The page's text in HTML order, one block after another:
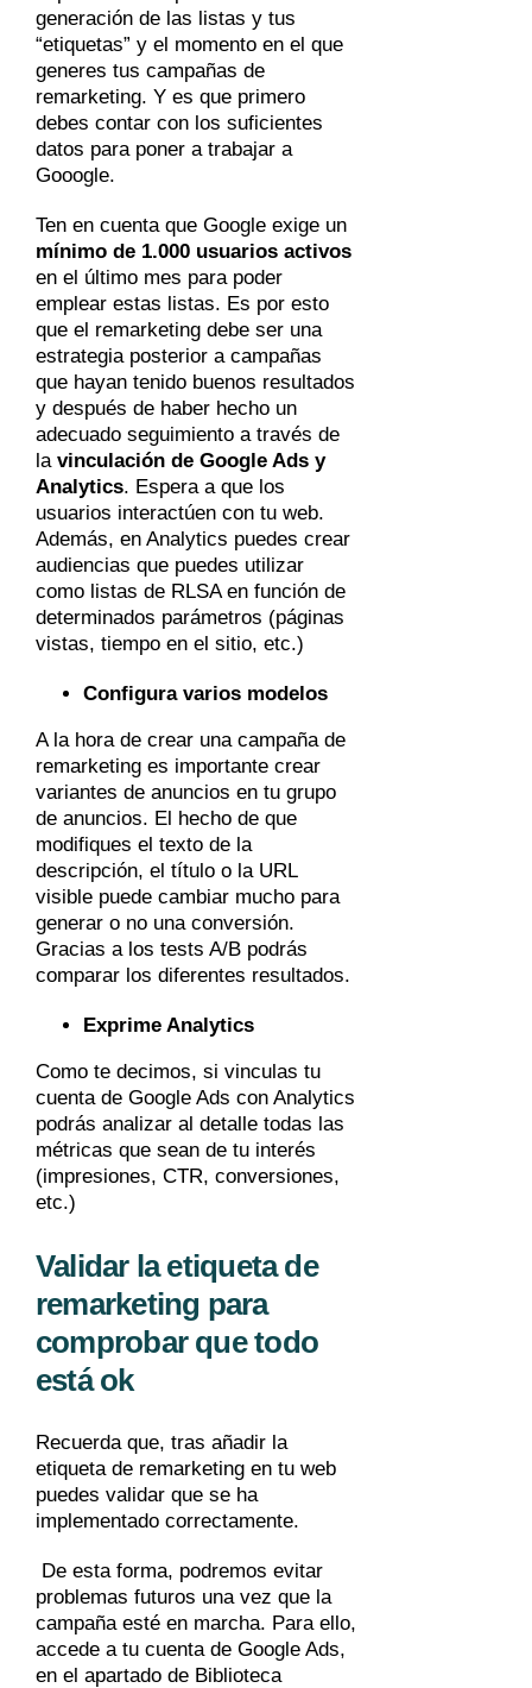
generación de las listas y tus
“etiquetas” y el momento en el que
generes tus campañas de
remarketing. Y es que primero
debes contar con los suficientes
datos para poner a trabajar a
Gooogle.
Ten en cuenta que Google exige un
mínimo de 1.000 usuarios activos
en el último mes para poder
emplear estas listas. Es por esto
que el remarketing debe ser una
estrategia posterior a campañas
que hayan tenido buenos resultados
y después de haber hecho un
adecuado seguimiento a través de
la vinculación de Google Ads y
Analytics. Espera a que los
usuarios interactúen con tu web.
Además, en Analytics puedes crear
audiencias que puedes utilizar
como listas de RLSA en función de
determinados parámetros (páginas
vistas, tiempo en el sitio, etc.)
Configura varios modelos
A la hora de crear una campaña de
remarketing es importante crear
variantes de anuncios en tu grupo
de anuncios. El hecho de que
modifiques el texto de la
descripción, el título o la URL
visible puede cambiar mucho para
generar o no una conversión.
Gracias a los tests A/B podrás
comparar los diferentes resultados.
Exprime Analytics
Como te decimos, si vinculas tu
cuenta de Google Ads con Analytics
podrás analizar al detalle todas las
métricas que sean de tu interés
(impresiones, CTR, conversiones,
etc.)
Validar la etiqueta de
remarketing para
comprobar que todo
está ok
Recuerda que, tras añadir la
etiqueta de remarketing en tu web
puedes validar que se ha
implementado correctamente.
De esta forma, podremos evitar
problemas futuros una vez que la
campaña esté en marcha. Para ello,
accede a tu cuenta de Google Ads,
en el apartado de Biblioteca